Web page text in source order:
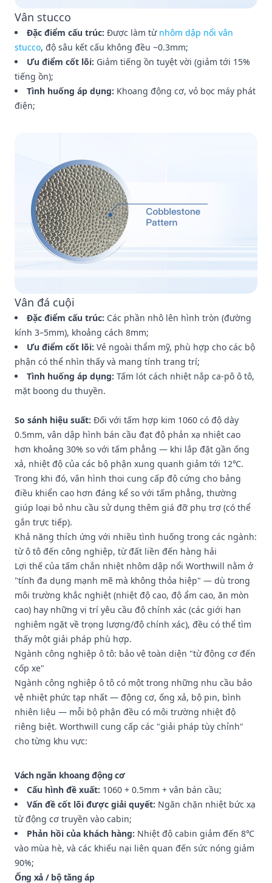
Vân stucco
Đặc điểm cấu trúc: Được làm từ nhôm dập nổi vân
stucco, độ sâu kết cấu không đều ~0.3mm;
Ưu điểm cốt lõi: Giảm tiếng ồn tuyệt vời (giảm tới 15%
tiếng ồn);
Tình huống áp dụng: Khoang động cơ, vỏ bọc máy phát
điện;
Vân đá cuội
Đặc điểm cấu trúc: Các phần nhô lên hình tròn (đường
kính 3–5mm), khoảng cách 8mm;
Ưu điểm cốt lõi: Vẻ ngoài thẩm mỹ, phù hợp cho các bộ
phận có thể nhìn thấy và mang tính trang trí;
Tình huống áp dụng: Tấm lót cách nhiệt nắp ca-pô ô tô,
mặt boong du thuyền.
So sánh hiệu suất: Đối với tấm hợp kim 1060 có độ dày
0.5mm, vân dập hình bán cầu đạt độ phản xạ nhiệt cao
hơn khoảng 30% so với tấm phẳng — khi lắp đặt gần ống
xả, nhiệt độ của các bộ phận xung quanh giảm tới 12℃.
Trong khi đó, vân hình thoi cung cấp độ cứng cho bảng
điều khiển cao hơn đáng kể so với tấm phẳng, thường
giúp loại bỏ nhu cầu sử dụng thêm giá đỡ phụ trợ (có thể
gắn trực tiếp).
Khả năng thích ứng với nhiều tình huống trong các ngành:
từ ô tô đến công nghiệp, từ đất liền đến hàng hải
Lợi thế của tấm chắn nhiệt nhôm dập nổi Worthwill nằm ở
"tính đa dụng mạnh mẽ mà không thỏa hiệp" — dù trong
môi trường khắc nghiệt (nhiệt độ cao, độ ẩm cao, ăn mòn
cao) hay những vị trí yêu cầu độ chính xác (các giới hạn
nghiêm ngặt về trọng lượng/độ chính xác), đều có thể tìm
thấy một giải pháp phù hợp.
Ngành công nghiệp ô tô: bảo vệ toàn diện "từ động cơ đến
cốp xe"
Ngành công nghiệp ô tô có một trong những nhu cầu bảo
vệ nhiệt phức tạp nhất — động cơ, ống xả, bộ pin, bình
nhiên liệu — mỗi bộ phận đều có môi trường nhiệt độ
riêng biệt. Worthwill cung cấp các "giải pháp tùy chỉnh"
cho từng khu vực:
Vách ngăn khoang động cơ
Cấu hình đề xuất: 1060 + 0.5mm + vân bán cầu;
Vấn đề cốt lõi được giải quyết: Ngăn chặn nhiệt bức xạ
từ động cơ truyền vào cabin;
Phản hồi của khách hàng: Nhiệt độ cabin giảm đến 8℃
vào mùa hè, và các khiếu nại liên quan đến sức nóng giảm
90%;
Ống xả / bộ tăng áp